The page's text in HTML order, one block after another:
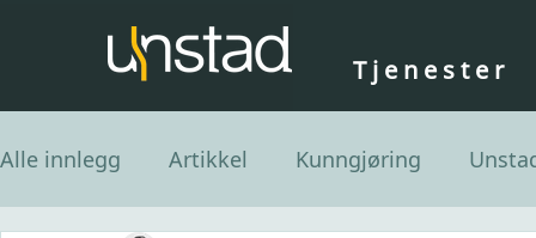
Tjenester
Alle innlegg Artikkel Kunngjøring